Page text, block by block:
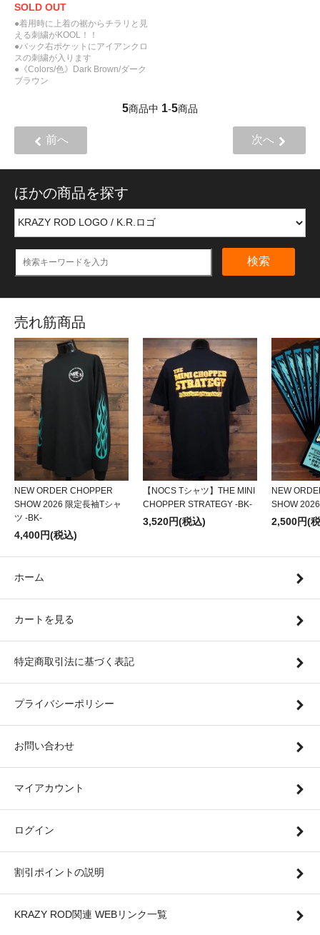
SOLD OUT
●着用時に上着の裾からチラリと見
える刺繍がKOOL！！
●バック右ポケットにアイアンクロ
スの刺繍が入ります
●《Colors/色》Dark Brown/ダーク
ブラウン
5商品中 1-5商品
前へ 次へ
ほかの商品を探す
検索
売れ筋商品
NEW ORDER CHOPPER
SHOW 2026 限定長袖Tシャ
ツ -BK-
4,400円(税込)
【NOCS Tシャツ】THE MINI
CHOPPER STRATEGY -BK-
3,520円(税込)
NEW
SHOW
2,500円(
ホーム
カートを見る
特定商取引法に基づく表記
プライバシーポリシー
お問い合わせ
マイアカウント
ログイン
割引ポイントの説明
KRAZY ROD関連 WEBリンク一覧